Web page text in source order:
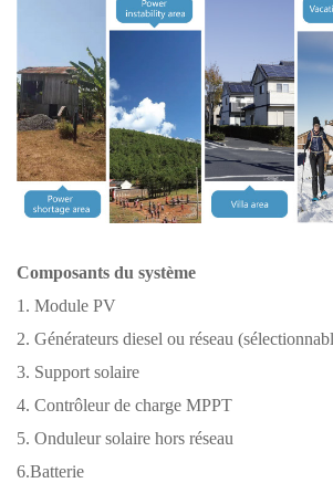
Composants du système
1. Module PV
2. Générateurs diesel ou réseau
3. Support solaire
4. Contrôleur de charge MPPT
5. Onduleur solaire hors réseau
6.Batterie